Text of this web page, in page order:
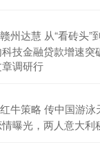
赣州达慧 从“看砖头”
技金融贷款增速突
调研行
红牛策略 传中国游
曝光，两人意大利